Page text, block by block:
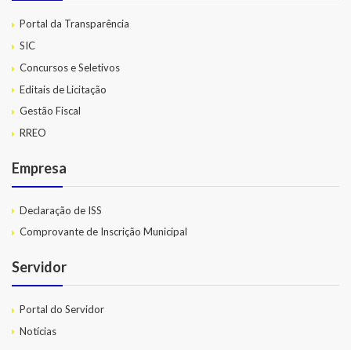
Portal da Transparência
SIC
Concursos e Seletivos
Editais de Licitação
Gestão Fiscal
RREO
Empresa
Declaração de ISS
Comprovante de Inscrição Municipal
Servidor
Portal do Servidor
Notícias